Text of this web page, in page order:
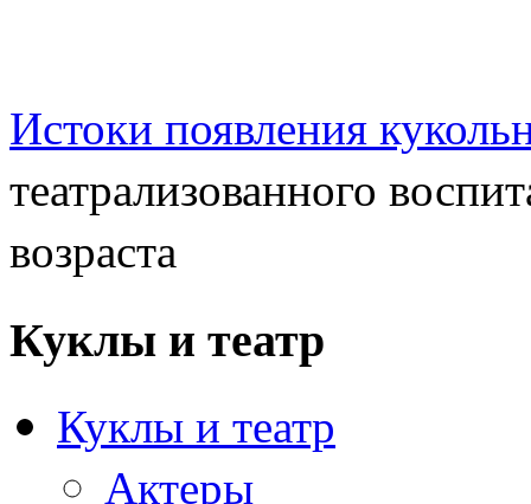
Истоки появления
театрализованного
возраста
Куклы и театр
Куклы и театр
Актеры